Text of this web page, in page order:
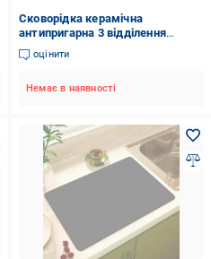
Сковорідка керамічна
антипригарна 3 відділення
(32408688)
оцінити
Немає в наявності